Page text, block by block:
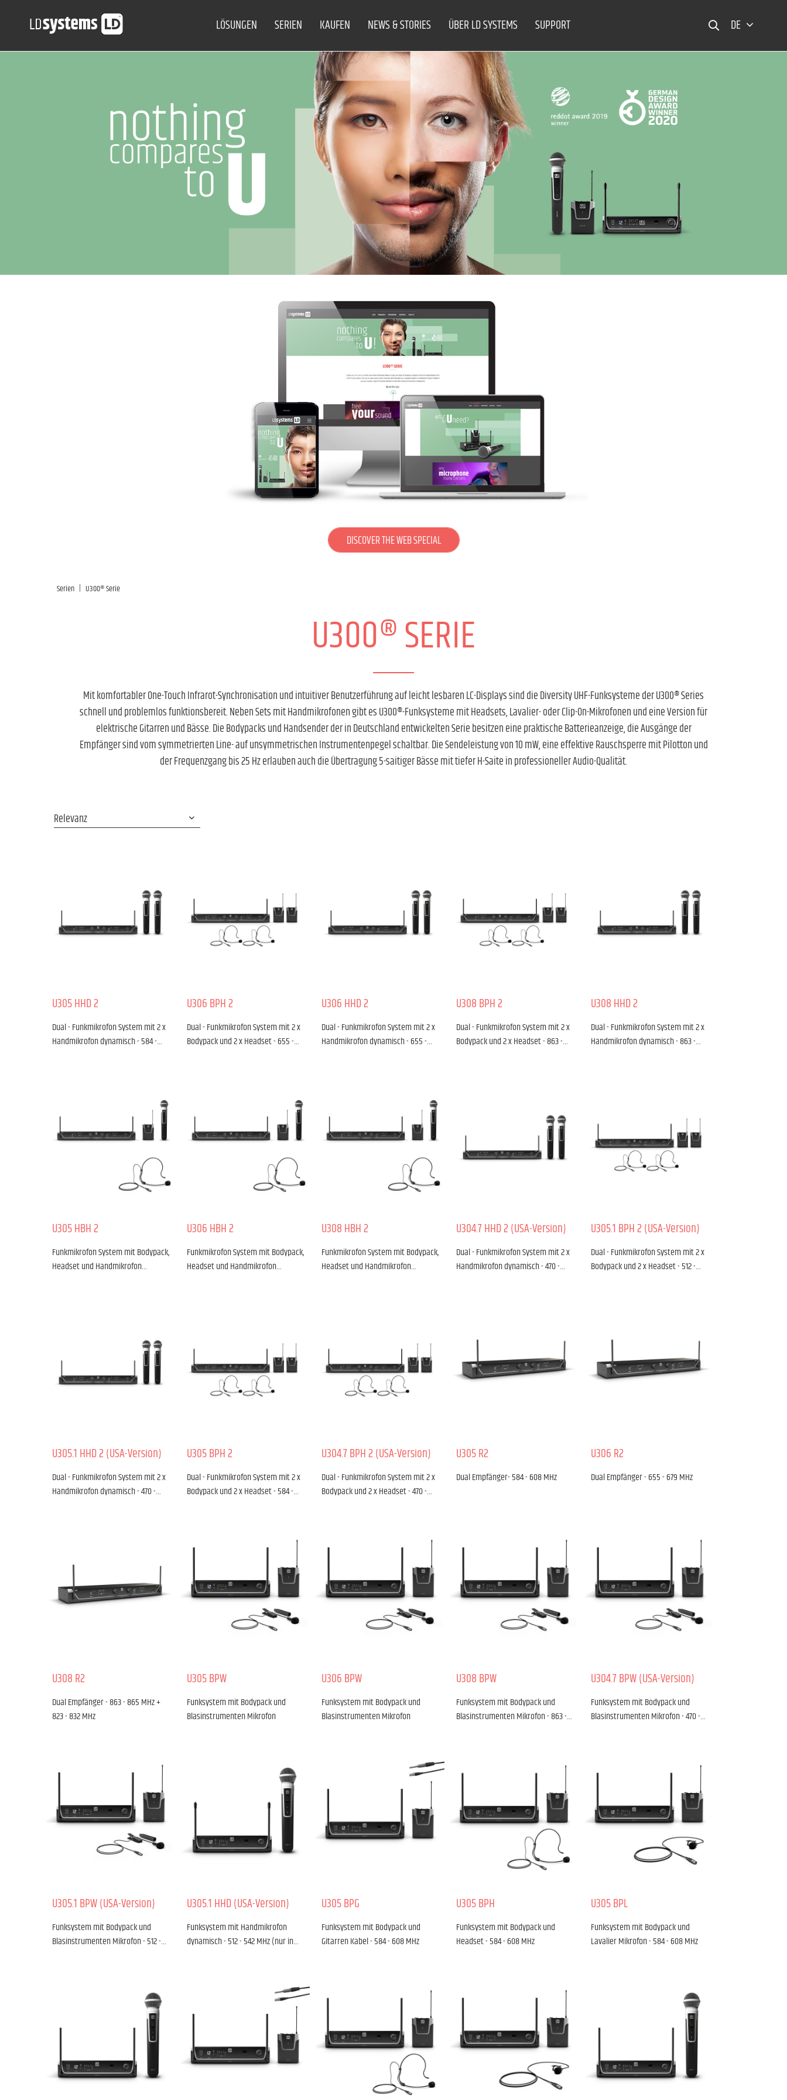
LÖSUNGEN SERIEN KAUFEN NEWS & STORIES ÜBER LD SYSTEMS SUPPORT DE
DISCOVER THE WEB SPECIAL
Serien | U300® Serie
U300® SERIE
Mit komfortabler One-Touch Infrarot-Synchronisation und intuitiver Benutzerführung auf leicht lesbaren LC-Displays sind die Diversity UHF-Funksysteme der U300® Series
schnell und problemlos funktionsbereit. Neben Sets mit Handmikrofonen gibt es U300®-Funksysteme mit Headsets, Lavalier- oder Clip-On-Mikrofonen und eine Version für
elektrische Gitarren und Bässe. Die Bodypacks und Handsender der in Deutschland entwickelten Serie besitzen eine praktische Batterieanzeige, die Ausgänge der
Empfänger sind vom symmetrierten Line- auf unsymmetrischen Instrumentenpegel schaltbar. Die Sendeleistung von 10 mW, eine effektive Rauschsperre mit Pilotton und
der Frequenzgang bis 25 Hz erlauben auch die Übertragung 5-saitiger Bässe mit tiefer H-Saite in professioneller Audio-Qualität.
U305 HHD 2
Dual - Funkmikrofon System mit 2 x
Handmikrofon dynamisch - 584 -…
U306 BPH 2
Dual - Funkmikrofon System mit 2 x
Bodypack und 2 x Headset - 655 -…
U306 HHD 2
Dual - Funkmikrofon System mit 2 x
Handmikrofon dynamisch - 655 -…
U308 BPH 2
Dual - Funkmikrofon System mit 2 x
Bodypack und 2 x Headset - 863 -…
U308 HHD 2
Dual - Funkmikrofon System mit 2 x
Handmikrofon dynamisch - 863 -…
U305 HBH 2
Funkmikrofon System mit Bodypack,
Headset und Handmikrofon…
U306 HBH 2
Funkmikrofon System mit Bodypack,
Headset und Handmikrofon…
U308 HBH 2
Funkmikrofon System mit Bodypack,
Headset und Handmikrofon…
U304.7 HHD 2 (USA-Version)
Dual - Funkmikrofon System mit 2 x
Handmikrofon dynamisch - 470 -…
U305.1 BPH 2 (USA-Version)
Dual - Funkmikrofon System mit 2 x
Bodypack und 2 x Headset - 512 -…
U305.1 HHD 2 (USA-Version)
Dual - Funkmikrofon System mit 2 x
Handmikrofon dynamisch - 470 -…
U305 BPH 2
Dual - Funkmikrofon System mit 2 x
Bodypack und 2 x Headset - 584 -…
U304.7 BPH 2 (USA-Version)
Dual - Funkmikrofon System mit 2 x
Bodypack und 2 x Headset - 470 -…
U305 R2
Dual Empfänger- 584 - 608 MHz
U306 R2
Dual Empfänger - 655 - 679 MHz
U308 R2
Dual Empfänger - 863 - 865 MHz +
823 - 832 MHz
U305 BPW
Funksystem mit Bodypack und
Blasinstrumenten Mikrofon
U306 BPW
Funksystem mit Bodypack und
Blasinstrumenten Mikrofon
U308 BPW
Funksystem mit Bodypack und
Blasinstrumenten Mikrofon - 863 -…
U304.7 BPW (USA-Version)
Funksystem mit Bodypack und
Blasinstrumenten Mikrofon - 470 -…
U305.1 BPW (USA-Version)
Funksystem mit Bodypack und
Blasinstrumenten Mikrofon - 512 -…
U305.1 HHD (USA-Version)
Funksystem mit Handmikrofon
dynamisch - 512 - 542 MHz (nur in…
U305 BPG
Funksystem mit Bodypack und
Gitarren Kabel - 584 - 608 MHz
U305 BPH
Funksystem mit Bodypack und
Headset - 584 - 608 MHz
U305 BPL
Funksystem mit Bodypack und
Lavalier Mikrofon - 584 - 608 MHz